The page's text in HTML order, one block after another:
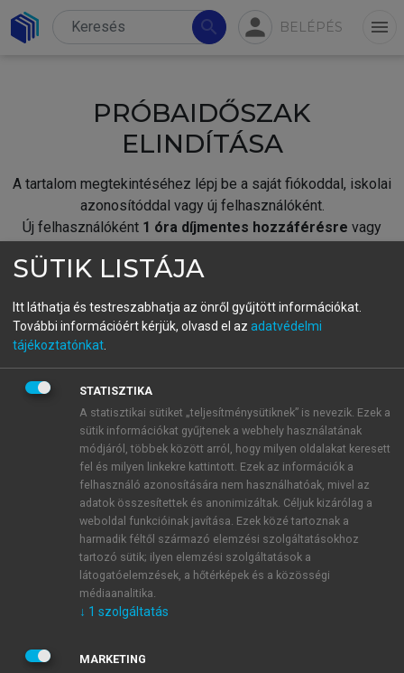
search person BELÉPÉS menu
PRÓBAIDŐSZAK
ELINDÍTÁSA
A tartalom megtekintéséhez lépj be a saját fiókoddal, iskolai
azonosítóddal vagy új felhasználóként.
Új felhasználóként 1 óra díjmentes hozzáférésre vagy
fiókoddal,vagy hozz létre új fiókot.
A regisztráció után apróbaidőszakautomatikusan
BELÉPÉS SAJÁT FIÓKKAL
ÚJ FIÓK LÉTREHOZÁSA
1 óra díjmentes hozzáférés
E-MAIL-CÍM
JELSZÓ
SÜTIK LISTÁJA
Itt láthatja és testreszabhatja az önről gyűjtött információkat.
További információért kérjük, olvasd el az adatvédelmi
tájékoztatónkat
STATISZTIKA
A statisztikai sütiket „teljesítménysütiknek” is nevezik. Ezek a
sütik információkat gyűjtenek a webhely használatának
módjáról, többek között arról, hogy milyen oldalakat keresett
fel és milyen linkekre kattintott. Ezek az információk a
felhasználó azonosítására nem használhatóak, mivel az
adatok összesítettek és anonimizáltak. Céljuk kizárólag a
weboldal funkcióinak javítása. Ezek közé tartoznak a
harmadik féltől származó elemzési szolgáltatásokhoz
tartozó sütik; ilyen elemzési szolgáltatások a
látogatóelemzések, a hőtérképek és a közösségi
médiaanalitika.
↓ 1 szolgáltatás
MARKETING